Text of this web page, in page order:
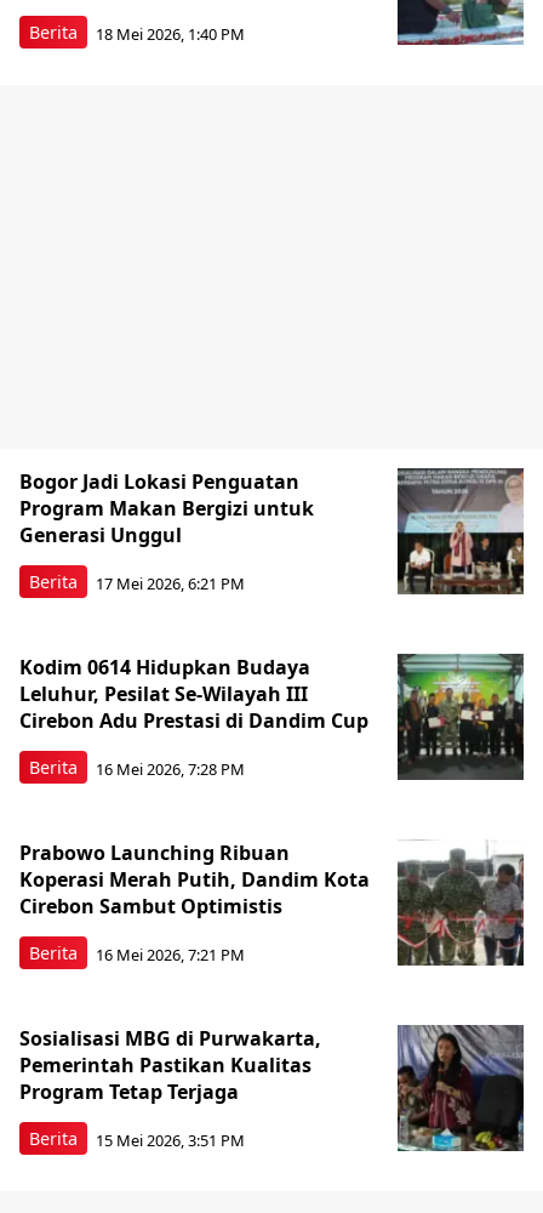
Berita 18 Mei 2026, 1:40 PM
Berita
Bogor Jadi Lokasi Penguatan
Program Makan Bergizi untuk
Generasi Unggul
17 Mei 2026, 6:21 PM
Berita
Kodim 0614 Hidupkan Budaya
Leluhur, Pesilat Se-Wilayah III
Cirebon Adu Prestasi di Dandim Cup
16 Mei 2026, 7:28 PM
Berita
Prabowo Launching Ribuan
Koperasi Merah Putih, Dandim Kota
Cirebon Sambut Optimistis
16 Mei 2026, 7:21 PM
Berita
Sosialisasi MBG di Purwakarta,
Pemerintah Pastikan Kualitas
Program Tetap Terjaga
15 Mei 2026, 3:51 PM